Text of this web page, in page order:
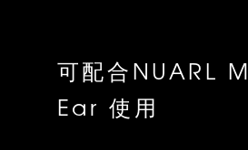
可配合NUARL
Ear 使用